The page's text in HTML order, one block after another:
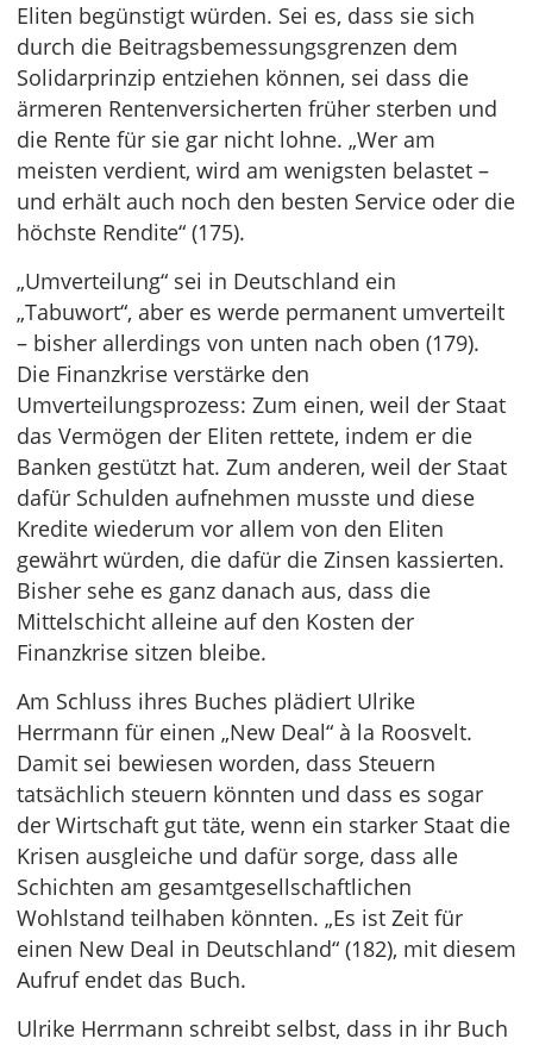
Eliten begünstigt würden. Sei es, dass sie sich
durch die Beitragsbemessungsgrenzen dem
Solidarprinzip entziehen können, sei dass die
ärmeren Rentenversicherten früher sterben und
die Rente für sie gar nicht lohne. „Wer am
meisten verdient, wird am wenigsten belastet –
und erhält auch noch den besten Service oder die
höchste Rendite“ (175).
„Umverteilung“ sei in Deutschland ein
„Tabuwort“, aber es werde permanent umverteilt
– bisher allerdings von unten nach oben (179).
Die Finanzkrise verstärke den
Umverteilungsprozess: Zum einen, weil der Staat
das Vermögen der Eliten rettete, indem er die
Banken gestützt hat. Zum anderen, weil der Staat
dafür Schulden aufnehmen musste und diese
Kredite wiederum vor allem von den Eliten
gewährt würden, die dafür die Zinsen kassierten.
Bisher sehe es ganz danach aus, dass die
Mittelschicht alleine auf den Kosten der
Finanzkrise sitzen bleibe.
Am Schluss ihres Buches plädiert Ulrike
Herrmann für einen „New Deal“ à la Roosvelt.
Damit sei bewiesen worden, dass Steuern
tatsächlich steuern könnten und dass es sogar
der Wirtschaft gut täte, wenn ein starker Staat die
Krisen ausgleiche und dafür sorge, dass alle
Schichten am gesamtgesellschaftlichen
Wohlstand teilhaben könnten. „Es ist Zeit für
einen New Deal in Deutschland“ (182), mit diesem
Aufruf endet das Buch.
Ulrike Herrmann schreibt selbst, dass in ihr Buch